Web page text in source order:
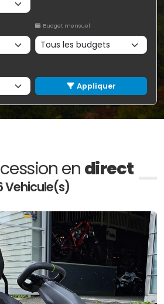
Budget mensuel
Appliquer
en direct
Vehicule(s)
Neuf